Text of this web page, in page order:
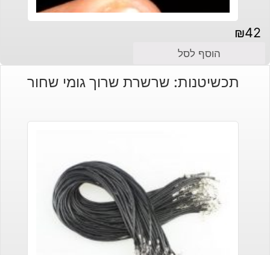
₪42
הוסף לסל
תכשיטנות: שרשרת שרוך גומי שחור